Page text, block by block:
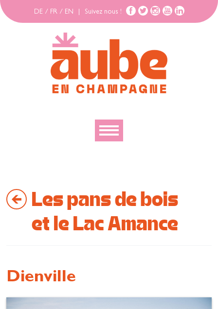
DE / FR / EN Suivez nous !
Bouger
Se restaurer
Les pans de bois
et le Lac Amance
Dienville